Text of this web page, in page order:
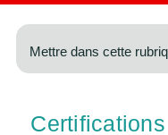
Mettre dans cette
Certifications